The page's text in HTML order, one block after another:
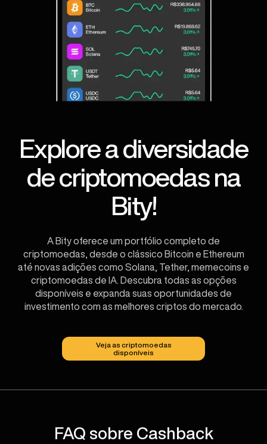
Explore a diversidade
de criptomoedas na
Bity!
A Bity oferece um portfólio completo de
criptomoedas, desde o clássico Bitcoin e Ethereum
até novas adições como Solana, Tether, memecoins e
criptomoedas de IA. Descubra todas as opções
disponíveis e expanda suas oportunidades de
investimento com as melhores criptos do mercado.
Veja as criptomoedas
disponíveis
FAQ sobre Cashback